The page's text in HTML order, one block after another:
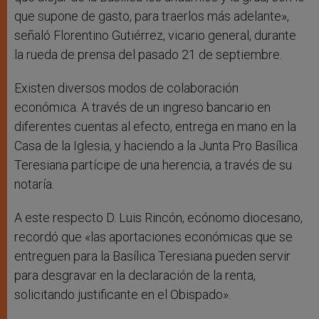
que supone de gasto, para traerlos más adelante»,
señaló Florentino Gutiérrez, vicario general, durante
la rueda de prensa del pasado 21 de septiembre.
Existen diversos modos de colaboración
económica. A través de un ingreso bancario en
diferentes cuentas al efecto, entrega en mano en la
Casa de la Iglesia, y haciendo a la Junta Pro Basílica
Teresiana partícipe de una herencia, a través de su
notaría.
A este respecto D. Luis Rincón, ecónomo diocesano,
recordó que «las aportaciones económicas que se
entreguen para la Basílica Teresiana pueden servir
para desgravar en la declaración de la renta,
solicitando justificante en el Obispado».